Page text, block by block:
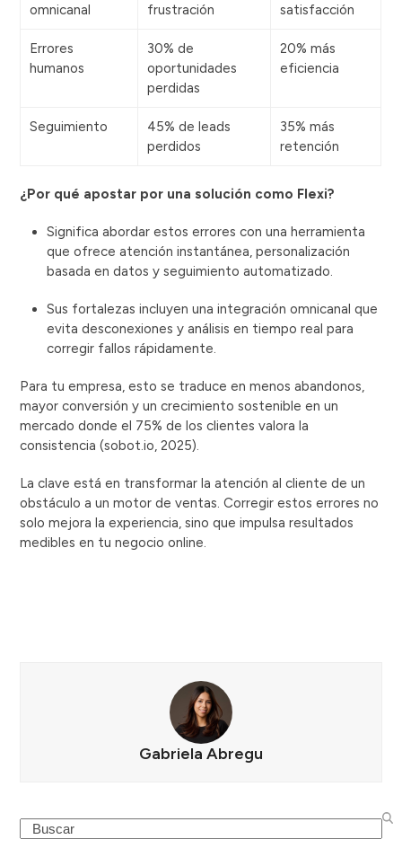
omnicanal frustración satisfacción
Errores
humanos
30% de
oportunidades
perdidas
20% más
eficiencia
Seguimiento
45% de leads
perdidos
35% más
retención
¿Por qué apostar por una solución como Flexi?
Significa abordar estos errores con una herramienta
que ofrece atención instantánea, personalización
basada en datos y seguimiento automatizado.
Sus fortalezas incluyen una integración omnicanal que
evita desconexiones y análisis en tiempo real para
corregir fallos rápidamente.
Para tu empresa, esto se traduce en menos abandonos,
mayor conversión y un crecimiento sostenible en un
mercado donde el 75% de los clientes valora la
consistencia (sobot.io, 2025).
La clave está en transformar la atención al cliente de un
obstáculo a un motor de ventas. Corregir estos errores no
solo mejora la experiencia, sino que impulsa resultados
medibles en tu negocio online.
Gabriela Abregu
Search